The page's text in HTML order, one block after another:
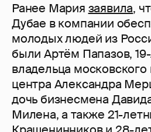
Ранее Мария заявила,
Дубае в компании
молодых людей из
были Артём Папазов,
владельца
центра Александра
дочь бизнесмена
Милена, а также 21-